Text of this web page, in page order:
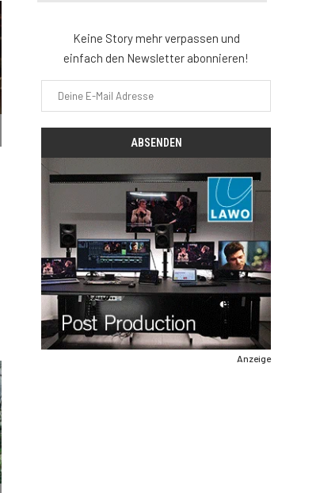
Keine Story mehr verpassen und
einfach den Newsletter abonnieren!
Anzeige